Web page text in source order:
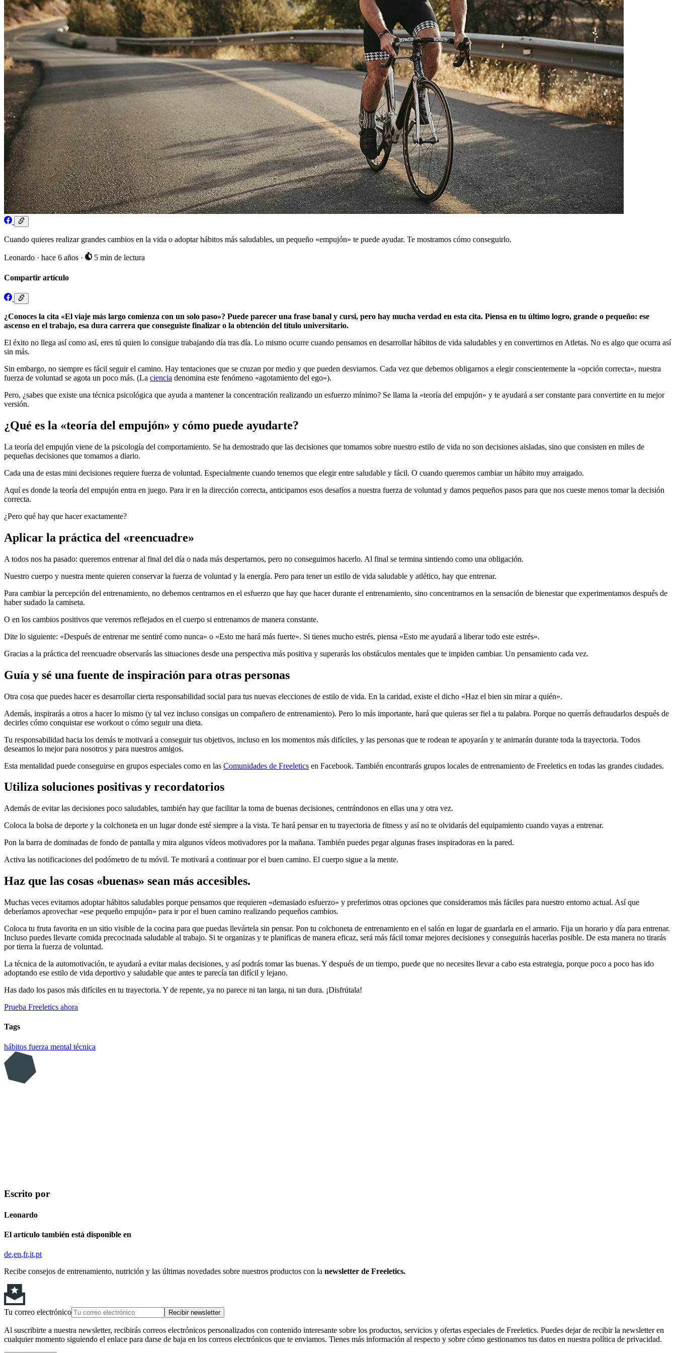
Cuando quieres realizar grandes cambios en la vida o adoptar hábitos más saludables, un pequeño «empujón» te puede ayudar. Te mostramos cómo conseguirlo.
Leonardo · hace 6 años · 5 min de lectura
Compartir artículo
¿Conoces la cita «El viaje más largo comienza con un solo paso»? Puede parecer una frase banal y cursi, pero hay mucha verdad en esta cita. Piensa en tu último logro, grande o pequeño: ese
ascenso en el trabajo, esa dura carrera que conseguiste finalizar o la obtención del título universitario.
El éxito no llega así como así, eres tú quien lo consigue trabajando día tras día. Lo mismo ocurre cuando pensamos en desarrollar hábitos de vida saludables y en convertirnos en Atletas. No es algo que ocurra así
sin más.
Sin embargo, no siempre es fácil seguir el camino. Hay tentaciones que se cruzan por medio y que pueden desviarnos. Cada vez que debemos obligarnos a elegir conscientemente la «opción correcta», nuestra
fuerza de voluntad se agota un poco más. (La ciencia denomina este fenómeno «agotamiento del ego»).
Pero, ¿sabes que existe una técnica psicológica que ayuda a mantener la concentración realizando un esfuerzo mínimo? Se llama la «teoría del empujón» y te ayudará a ser constante para convertirte en tu mejor
versión.
¿Qué es la «teoría del empujón» y cómo puede ayudarte?
La teoría del empujón viene de la psicología del comportamiento. Se ha demostrado que las decisiones que tomamos sobre nuestro estilo de vida no son decisiones aisladas, sino que consisten en miles de
pequeñas decisiones que tomamos a diario.
Cada una de estas mini decisiones requiere fuerza de voluntad. Especialmente cuando tenemos que elegir entre saludable y fácil. O cuando queremos cambiar un hábito muy arraigado.
Aquí es donde la teoría del empujón entra en juego. Para ir en la dirección correcta, anticipamos esos desafíos a nuestra fuerza de voluntad y damos pequeños pasos para que nos cueste menos tomar la decisión
correcta.
¿Pero qué hay que hacer exactamente?
Aplicar la práctica del «reencuadre»
A todos nos ha pasado: queremos entrenar al final del día o nada más despertarnos, pero no conseguimos hacerlo. Al final se termina sintiendo como una obligación.
Nuestro cuerpo y nuestra mente quieren conservar la fuerza de voluntad y la energía. Pero para tener un estilo de vida saludable y atlético, hay que entrenar.
Para cambiar la percepción del entrenamiento, no debemos centrarnos en el esfuerzo que hay que hacer durante el entrenamiento, sino concentrarnos en la sensación de bienestar que experimentamos después de
haber sudado la camiseta.
O en los cambios positivos que veremos reflejados en el cuerpo si entrenamos de manera constante.
Dite lo siguiente: «Después de entrenar me sentiré como nunca» o «Esto me hará más fuerte». Si tienes mucho estrés, piensa «Esto me ayudará a liberar todo este estrés».
Gracias a la práctica del reencuadre observarás las situaciones desde una perspectiva más positiva y superarás los obstáculos mentales que te impiden cambiar. Un pensamiento cada vez.
Guía y sé una fuente de inspiración para otras personas
Otra cosa que puedes hacer es desarrollar cierta responsabilidad social para tus nuevas elecciones de estilo de vida. En la caridad, existe el dicho «Haz el bien sin mirar a quién».
Además, inspirarás a otros a hacer lo mismo (y tal vez incluso consigas un compañero de entrenamiento). Pero lo más importante, hará que quieras ser fiel a tu palabra. Porque no querrás defraudarlos después de
decirles cómo conquistar ese workout o cómo seguir una dieta.
Tu responsabilidad hacia los demás te motivará a conseguir tus objetivos, incluso en los momentos más difíciles, y las personas que te rodean te apoyarán y te animarán durante toda la trayectoria. Todos
deseamos lo mejor para nosotros y para nuestros amigos.
Esta mentalidad puede conseguirse en grupos especiales como en las Comunidades de Freeletics en Facebook. También encontrarás grupos locales de entrenamiento de Freeletics en todas las grandes ciudades.
Utiliza soluciones positivas y recordatorios
Además de evitar las decisiones poco saludables, también hay que facilitar la toma de buenas decisiones, centrándonos en ellas una y otra vez.
Coloca la bolsa de deporte y la colchoneta en un lugar donde esté siempre a la vista. Te hará pensar en tu trayectoria de fitness y así no te olvidarás del equipamiento cuando vayas a entrenar.
Pon la barra de dominadas de fondo de pantalla y mira algunos vídeos motivadores por la mañana. También puedes pegar algunas frases inspiradoras en la pared.
Activa las notificaciones del podómetro de tu móvil. Te motivará a continuar por el buen camino. El cuerpo sigue a la mente.
Haz que las cosas «buenas» sean más accesibles.
Muchas veces evitamos adoptar hábitos saludables porque pensamos que requieren «demasiado esfuerzo» y preferimos otras opciones que consideramos más fáciles para nuestro entorno actual. Así que
deberíamos aprovechar «ese pequeño empujón» para ir por el buen camino realizando pequeños cambios.
Coloca tu fruta favorita en un sitio visible de la cocina para que puedas llevártela sin pensar. Pon tu colchoneta de entrenamiento en el salón en lugar de guardarla en el armario. Fija un horario y día para entrenar.
Incluso puedes llevarte comida precocinada saludable al trabajo. Si te organizas y te planificas de manera eficaz, será más fácil tomar mejores decisiones y conseguirás hacerlas posible. De esta manera no tirarás
por tierra la fuerza de voluntad.
La técnica de la automotivación, te ayudará a evitar malas decisiones, y así podrás tomar las buenas. Y después de un tiempo, puede que no necesites llevar a cabo esta estrategia, porque poco a poco has ido
adoptando ese estilo de vida deportivo y saludable que antes te parecía tan difícil y lejano.
Has dado los pasos más difíciles en tu trayectoria. Y de repente, ya no parece ni tan larga, ni tan dura. ¡Disfrútala!
Prueba Freeletics ahora
Tags
hábitos fuerza mental técnica
Escrito por
Leonardo
El artículo también está disponible en
de en fr it pt
Recibe consejos de entrenamiento, nutrición y las últimas novedades sobre nuestros productos con la newsletter de Freeletics.
Tu correo electrónico Recibir newsletter
Al suscribirte a nuestra newsletter, recibirás correos electrónicos personalizados con contenido interesante sobre los productos, servicios y ofertas especiales de Freeletics. Puedes dejar de recibir la newsletter en
cualquier momento siguiendo el enlace para darse de baja en los correos electrónicos que te enviamos. Tienes más información al respecto y sobre cómo gestionamos tus datos en nuestra política de privacidad.